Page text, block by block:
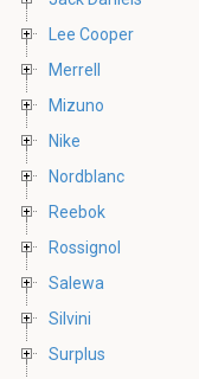
Lee Cooper
Merrell
Mizuno
Nike
Nordblanc
Reebok
Rossignol
Salewa
Silvini
Surplus